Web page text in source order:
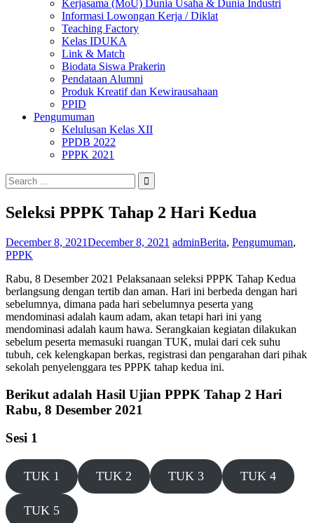
Kerjasama (MoU) Dunia Usaha & Dunia Industri
Informasi Lowongan Kerja / Diklat
Teaching Factory
Kelas IDUKA
Link & Match
Biodata Siswa Prakerin
Pendataan Alumni
Produk Kreatif dan Kewirausahaan
PPID
Pengumuman
Kelulusan Kelas XII
PPDB 2022
PPPK 2021
Search
for:
Seleksi PPPK Tahap 2 Hari Kedua
December 8, 2021December 8, 2021 adminBerita, Pengumuman,
PPPK
Rabu, 8 Desember 2021 Pelaksanaan seleksi PPPK Tahap Kedua
berlangsung dengan tertib dan aman. Hari ini berbeda dengan hari
sebelumnya, dimana pada hari sebelumnya peserta yang
mendominasi adalah kaum adam, akan tetapi hari ini yang
mendominasi adalah kaum hawa. Serangkaian kegiatan dilakukan
sebelum peserta memasuki ruangan TUK, mulai dari cek suhu
tubuh, cek kelengkapan berkas, registrasi dan pengarahan dari pihak
sekolah penyelenggara tes PPPK tahap kedua ini.
Berikut adalah Hasil Ujian PPPK Tahap 2 Hari
Rabu, 8 Desember 2021
Sesi 1
TUK 1 TUK 2 TUK 3 TUK 4
TUK 5